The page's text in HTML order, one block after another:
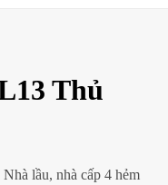
Thủ
lầu, nhà cấp 4 hẻm